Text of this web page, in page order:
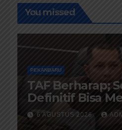
You missed
PEKANBARU
TAF Berharap;
Definitif Bisa
Komunikasi
Eksekutif dan
6 AGUSTUS 2026